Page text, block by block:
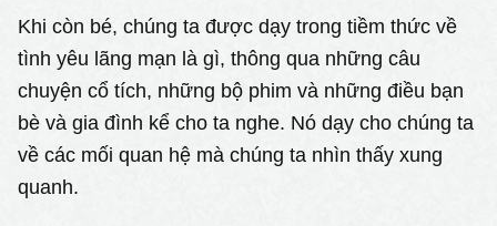
Khi còn bé, chúng ta được dạy trong tiềm thức về
tình yêu lãng mạn là gì, thông qua những câu
chuyện cổ tích, những bộ phim và những điều bạn
bè và gia đình kể cho ta nghe. Nó dạy cho chúng ta
về các mối quan hệ mà chúng ta nhìn thấy xung
quanh.